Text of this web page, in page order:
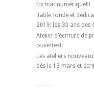
format numérique!!!
Table ronde et
2019: les 30 ans des
Atelier d’écriture de
ouvertes!
Les ateliers
dès le 13 mars et